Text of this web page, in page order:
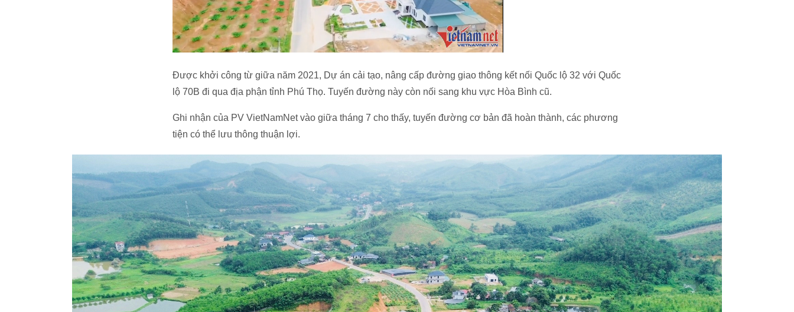
Được khởi công từ giữa năm 2021, Dự án cải tạo, nâng cấp đường giao thông kết nối Quốc lộ 32 với Quốc
lộ 70B đi qua địa phận tỉnh Phú Thọ. Tuyến đường này còn nối sang khu vực Hòa Bình cũ.
Ghi nhận của PV VietNamNet vào giữa tháng 7 cho thấy, tuyến đường cơ bản đã hoàn thành, các phương
tiện có thể lưu thông thuận lợi.